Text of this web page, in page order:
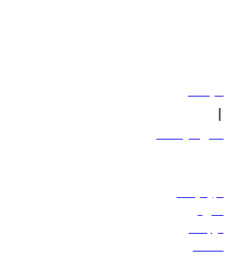
سياساتنا
|
الشروط والأحكام
حجز الرحلات
العروض
الوجهات
الأمتعة